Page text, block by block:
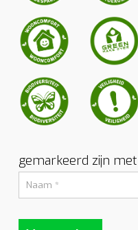
gemarkeerd zijn